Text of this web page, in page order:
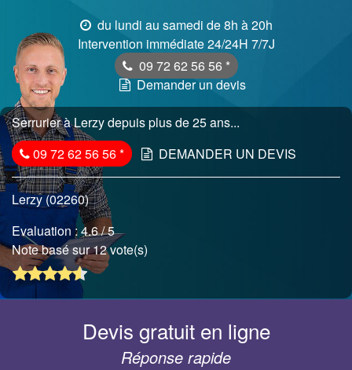
du lundi au samedi de 8h à 20h
Intervention immédiate 24/24H 7/7J
09 72 62 56 56 *
Demander un devis
Serrurier à Lerzy depuis plus de 25 ans...
09 72 62 56 56* DEMANDER UN DEVIS
Lerzy (02260)
Evaluation :4.6/ 5
Note basé sur 12 vote(s)
Devis gratuit en ligne
Réponse rapide